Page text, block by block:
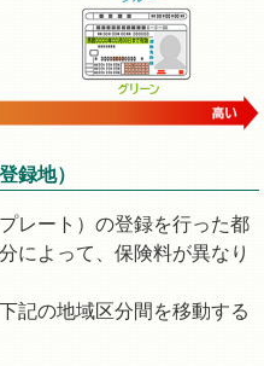
録地）
レート）の登録を行った都
によって、保険料が異なり
記の地域区分間を移動する